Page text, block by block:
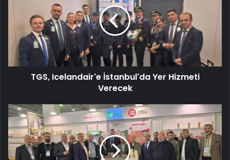
TGS, Icelandair'e İstanbul'da Yer Hizmeti
Verecek